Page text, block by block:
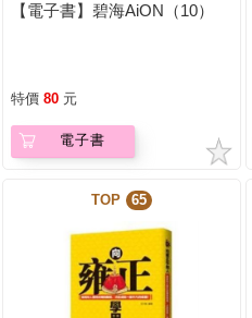
【電子書】碧海AiON（10）
特價 80 元
電子書
TOP 65